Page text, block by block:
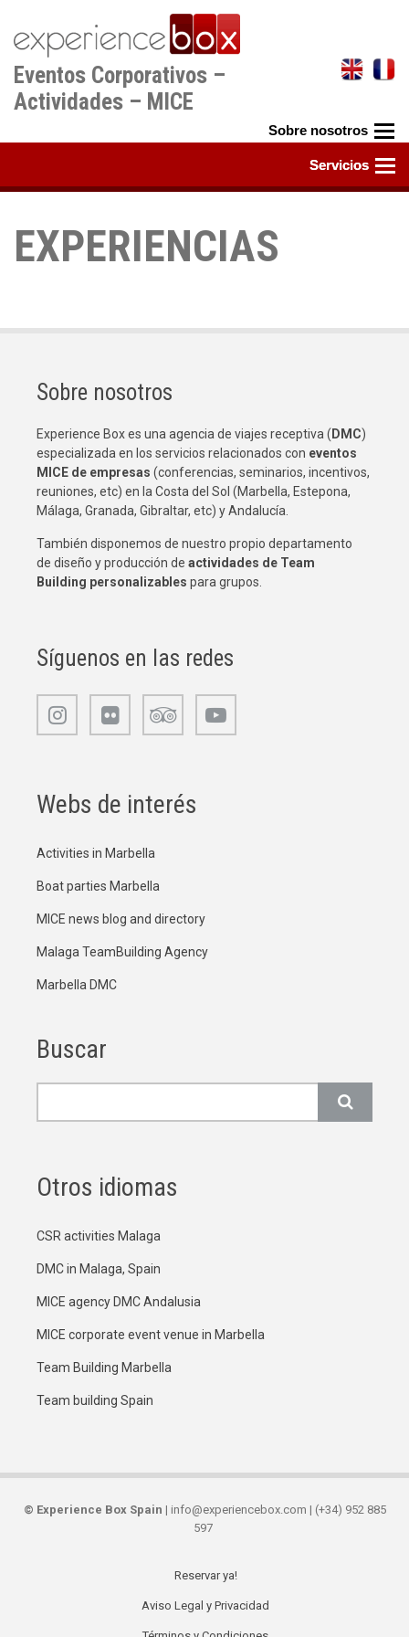
contenido
principal
Eventos Corporativos –
Actividades – MICE
EXPERIENCIAS
Sobre nosotros
Experience Box es una agencia de viajes receptiva ( DMC)
especializada en los servicios relacionados con eventos
MICE de empresas (conferencias, seminarios, incentivos,
reuniones, etc) en la Costa del Sol (Marbella, Estepona,
Málaga, Granada, Gibraltar, etc) y Andalucía.
También disponemos de nuestro propio departamento
de diseño y producción de actividades de Team
Building personalizables para grupos.
Síguenos en las redes
Webs de interés
Activities in Marbella
Boat parties Marbella
MICE news blog and directory
Malaga TeamBuilding Agency
Marbella DMC
Buscar
Otros idiomas
CSR activities Malaga
DMC in Malaga, Spain
MICE agency DMC Andalusia
MICE corporate event venue in Marbella
Team Building Marbella
Team building Spain
© Experience Box Spain | info@experiencebox.com | (+34) 952 885
597
Reservar ya!
Aviso Legal y Privacidad